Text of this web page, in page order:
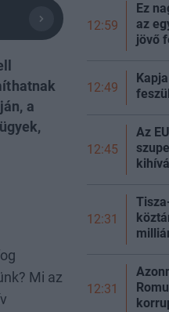
a
Mi az
12:59
Ez
az
jövő
12:49
12:45
Az
12:31
12:31